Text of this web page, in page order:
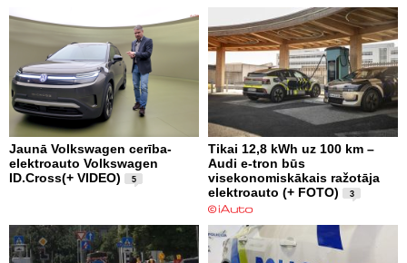
Jaunā Volkswagen cerība-
elektroauto Volkswagen
ID.Cross(+ VIDEO)
5
Tikai 12,8 kWh uz 100 km –
Audi e-tron būs
visekonomiskākais ražotāja
elektroauto (+ FOTO)
3